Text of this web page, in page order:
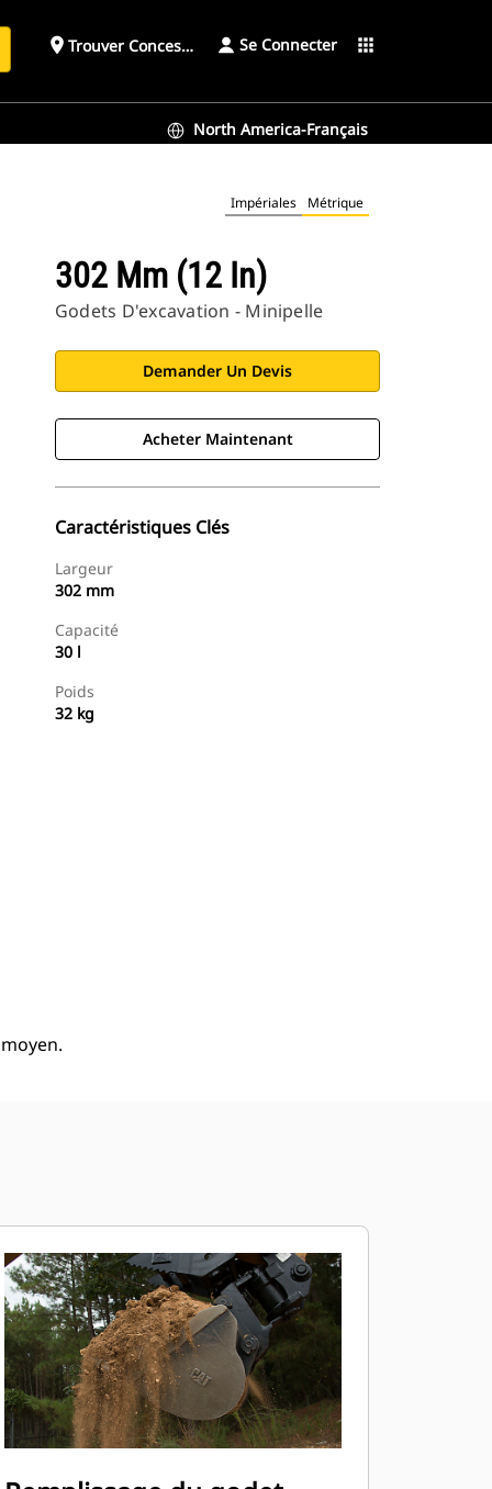
place Trouver ConcessionnaireSe Connecter apps
North America-Français
Impériales Métrique
302 Mm (12 In)
Godets D'excavation - Minipelle
Demander Un Devis
Acheter Maintenant
Caractéristiques Clés
Largeur
302 mm
Capacité
30 l
Poids
32 kg